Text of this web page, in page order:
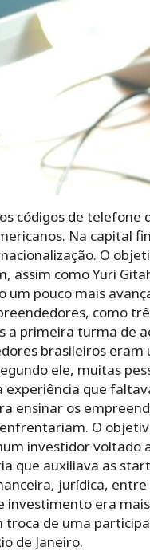
códigos de telefone
Na capital
O
assim como Yuri
pouco mais
como
primeira turma de
brasileiros eram
ele, muitas
que
ensinar os
O
investidor voltado
que auxiliava as
jurídica, entre
era
de uma
de Janeiro.